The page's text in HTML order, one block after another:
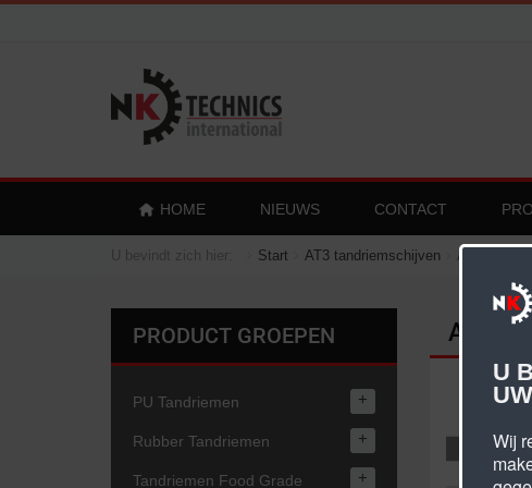
HOME NIEUWS CONTACT
U bevindt zich hier: Start AT3 tandriemschijven AT3
AT3
PRODUCT GROEPEN
PU Tandriemen +
Rubber Tandriemen +
Tandriemen Food Grade +
U
Wij